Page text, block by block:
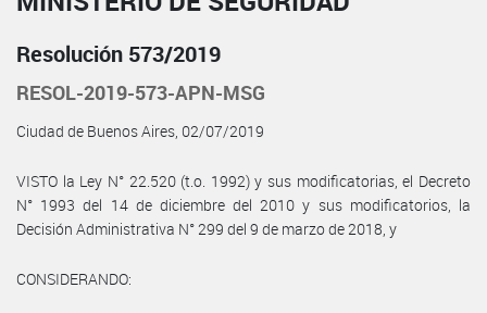
Resolución 573/2019
RESOL-2019-573-APN-MSG
Ciudad de Buenos Aires, 02/07/2019
VISTO la Ley N° 22.520 (t.o. 1992) y sus modificatorias, el Decreto
N° 1993 del 14 de diciembre del 2010 y sus modificatorios, la
Decisión Administrativa N° 299 del 9 de marzo de 2018, y
CONSIDERANDO: